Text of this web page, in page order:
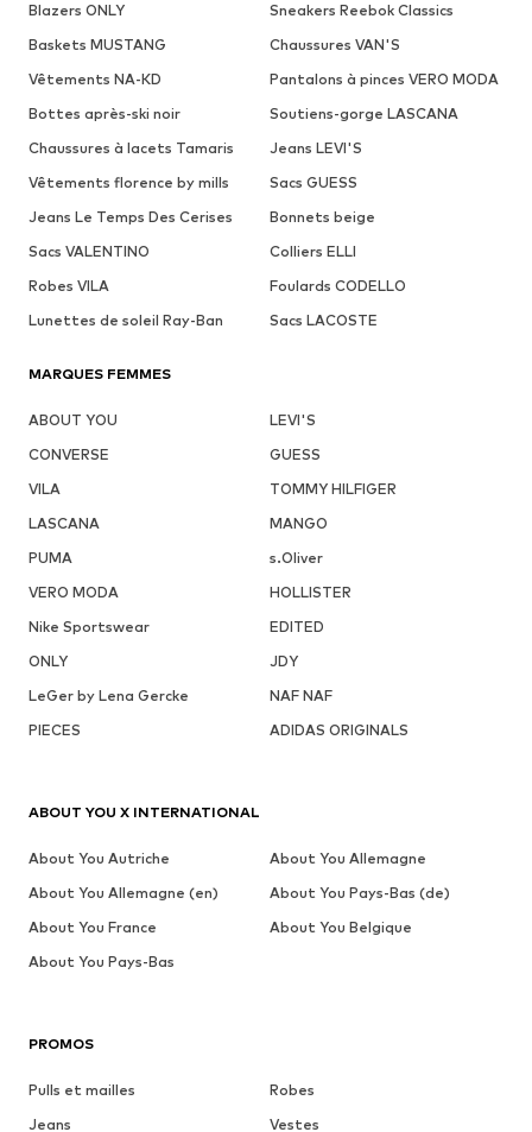
Blazers ONLY
Sneakers Reebok Classics
Baskets MUSTANG
Chaussures VAN'S
Vêtements NA-KD
Pantalons à pinces VERO MODA
Bottes après-ski noir
Soutiens-gorge LASCANA
Chaussures à lacets Tamaris
Jeans LEVI'S
Vêtements florence by mills
Sacs GUESS
Jeans Le Temps Des Cerises
Bonnets beige
Sacs VALENTINO
Colliers ELLI
Robes VILA
Foulards CODELLO
Lunettes de soleil Ray-Ban
Sacs LACOSTE
MARQUES FEMMES
ABOUT YOU
LEVI'S
CONVERSE
GUESS
VILA
TOMMY HILFIGER
LASCANA
MANGO
PUMA
s.Oliver
VERO MODA
HOLLISTER
Nike Sportswear
EDITED
ONLY
JDY
LeGer by Lena Gercke
NAF NAF
PIECES
ADIDAS ORIGINALS
PROMOS
Pulls et mailles
Robes
Jeans
Vestes
ABOUT YOU X INTERNATIONAL
About You Autriche
About You Allemagne
About You Allemagne (en)
About You Pays-Bas (de)
About You France
About You Belgique
About You Pays-Bas